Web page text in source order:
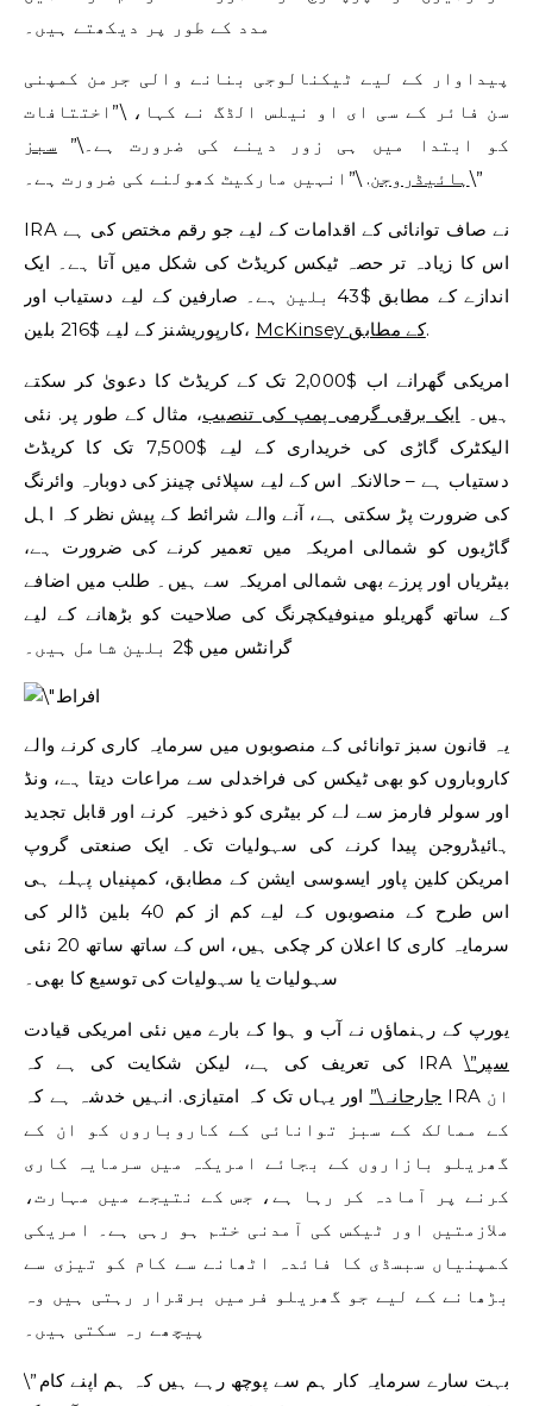
مدد کے طور پر دیکھتے ہیں۔
پیداوار کے لیے ٹیکنالوجی بنانے والی جرمن کمپنی
سن فائر کے سی ای او نیلس الڈگ نے کہا، \”اختتافات
کو ابتدا میں ہی زور دینے کی ضرورت ہے۔\” سبز
ہائیڈروجن. \”انہیں مارکیٹ کھولنے کی ضرورت ہے۔\”
IRA نے صاف توانائی کے اقدامات کے لیے جو رقم مختص کی ہے
اس کا زیادہ تر حصہ ٹیکس کریڈٹ کی شکل میں آتا ہے۔ ایک
اندازے کے مطابق $43 بلین ہے۔
صارفین کے لیے دستیاب اور
کارپوریشنز کے لیے $216 بلین،
McKinsey کے مطابق.
امریکی گھرانے اب $2,000 تک کے کریڈٹ کا دعویٰ کر سکتے
ہیں۔ ایک برقی گرمی پمپ کی تنصیب، مثال کے طور پر. نئی
الیکٹرک گاڑی کی خریداری کے لیے $7,500 تک کا کریڈٹ
دستیاب ہے – حالانکہ اس کے لیے سپلائی چینز کی دوبارہ وائرنگ
کی ضرورت پڑ سکتی ہے، آنے والے شرائط کے پیش نظر کہ اہل
گاڑیوں کو شمالی امریکہ میں تعمیر کرنے کی ضرورت ہے،
بیٹریاں اور پرزے بھی شمالی امریکہ سے ہیں۔ طلب میں اضافے
کے ساتھ گھریلو مینوفیکچرنگ کی صلاحیت کو بڑھانے کے لیے
گرانٹس میں $2 بلین شامل ہیں۔
یہ قانون سبز توانائی کے منصوبوں میں سرمایہ کاری کرنے والے
کاروباروں کو بھی ٹیکس کی فراخدلی سے مراعات دیتا ہے، ونڈ
اور سولر فارمز سے لے کر بیٹری کو ذخیرہ کرنے اور قابل تجدید
ہائیڈروجن پیدا کرنے کی سہولیات تک۔ ایک صنعتی گروپ
امریکن کلین پاور ایسوسی ایشن کے مطابق، کمپنیاں پہلے ہی
اس طرح کے منصوبوں کے لیے کم از کم 40 بلین ڈالر کی
سرمایہ کاری کا اعلان کر چکی ہیں، اس کے ساتھ ساتھ 20 نئی
سہولیات یا سہولیات کی توسیع کا بھی۔
یورپ کے رہنماؤں نے آب و ہوا کے بارے میں نئی ​​امریکی قیادت
کی تعریف کی ہے، لیکن شکایت کی ہے کہ IRA\”سپر
جارحانہ\” اور یہاں تک کہ امتیازی. انہیں خدشہ ہے کہ IRA ان
کے ممالک کے سبز توانائی کے کاروباروں کو ان کے
گھریلو بازاروں کے بجائے امریکہ میں سرمایہ کاری
کرنے پر آمادہ کر رہا ہے، جس کے نتیجے میں مہارت،
ملازمتیں اور ٹیکس کی آمدنی ختم ہو رہی ہے۔ امریکی
کمپنیاں سبسڈی کا فائدہ اٹھانے سے کام کو تیزی سے
بڑھانے کے لیے جو گھریلو فرمیں برقرار رہتی ہیں وہ
پیچھے رہ سکتی ہیں۔
\”بہت سارے سرمایہ کار ہم سے پوچھ رہے ہیں کہ ہم اپنے کام